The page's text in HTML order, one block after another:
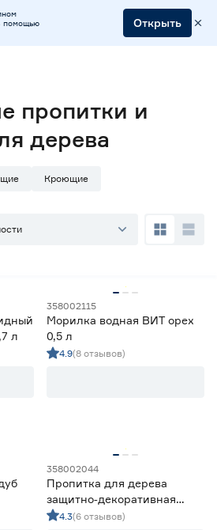
помощью
Открыть
Клен Коричневый
Мокко Орех
Тик
7
2
до
пропитки и
дерева
Кроющие
л
358002115
Морилка водная ВИТ орех
0,5 л
4.9(8 отзывов)
358002044
Пропитка для дерева
защитно‑декоративная
алкидная Lakur орех 2,5 л
4.3(6 отзывов)